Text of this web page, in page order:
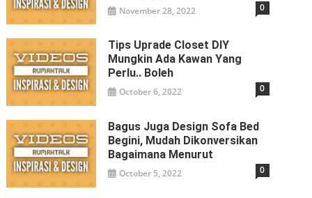
November 28, 2022 0
Tips Uprade Closet DIY
Mungkin Ada Kawan Yang
Perlu.. Boleh
October 6, 2022 0
Bagus Juga Design Sofa Bed
Begini, Mudah Dikonversikan
Bagaimana Menurut
October 5, 2022 0